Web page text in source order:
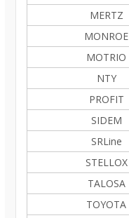
MERTZ
MONROE
MOTRIO
NTY
PROFIT
SIDEM
SRLine
STELLOX
TALOSA
TOYOTA